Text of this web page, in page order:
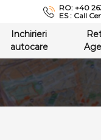
RO: +40
ES : Call
Inchirieri
autocare